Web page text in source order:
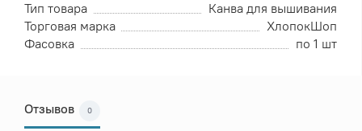
Тип товара
Канва для вышивания
Торговая марка
ХлопокШоп
Фасовка
по 1 шт
Отзывов 0